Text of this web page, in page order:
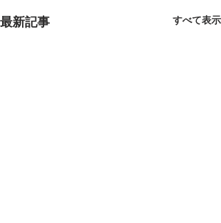
最新記事 すべて表示